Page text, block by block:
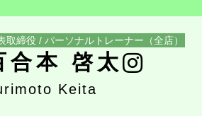
取締役 / パーソナルトレーナー（全店）
合本 啓太
Keita